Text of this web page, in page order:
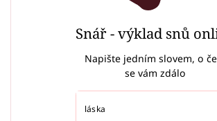
Snář - výklad snů
Napište jedním slovem, o
se vám zdálo